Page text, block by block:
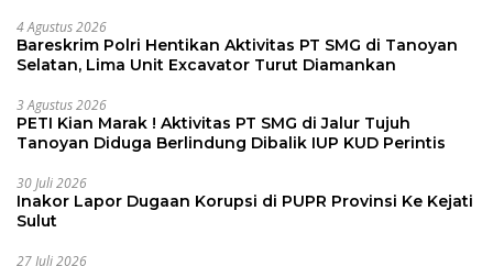
4 Agustus 2026
Bareskrim Polri Hentikan Aktivitas PT SMG di Tanoyan
Selatan, Lima Unit Excavator Turut Diamankan
3 Agustus 2026
PETI Kian Marak ! Aktivitas PT SMG di Jalur Tujuh
Tanoyan Diduga Berlindung Dibalik IUP KUD Perintis
30 Juli 2026
Inakor Lapor Dugaan Korupsi di PUPR Provinsi Ke Kejati
Sulut
27 Juli 2026